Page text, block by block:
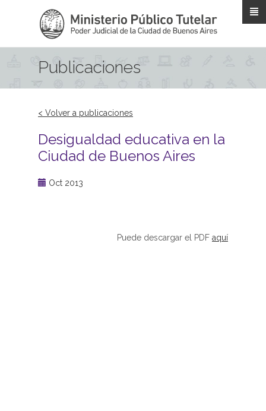
Publicaciones
< Volver a publicaciones
Desigualdad educativa en la
Ciudad de Buenos Aires
Oct 2013
Puede descargar el PDF aquí